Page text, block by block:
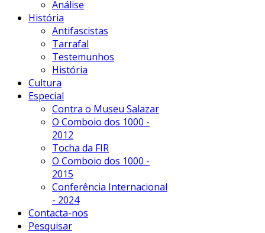
Análise
História
Antifascistas
Tarrafal
Testemunhos
História
Cultura
Especial
Contra o Museu Salazar
O Comboio dos 1000 -
2012
Tocha da FIR
O Comboio dos 1000 -
2015
Conferência Internacional
- 2024
Contacta-nos
Pesquisar